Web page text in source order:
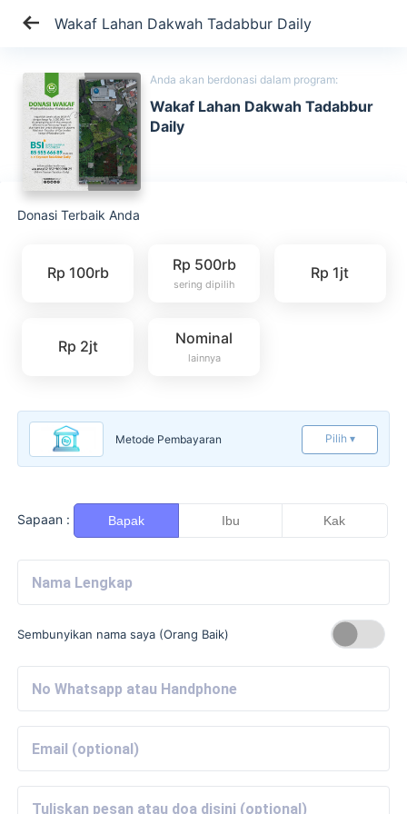
Wakaf Lahan Dakwah Tadabbur Daily
Anda akan berdonasi dalam program:
Wakaf Lahan Dakwah Tadabbur
Daily
Donasi Terbaik Anda
Rp 100rb Rp 500rb
sering dipilih
Rp 1jt
Rp 2jt Nominal
lainnya
Metode Pembayaran Pilih ▾
Sapaan : Bapak Ibu Kak
Sembunyikan nama saya (Orang Baik)